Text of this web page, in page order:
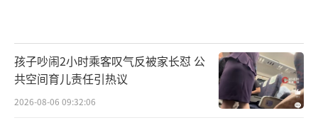
孩子吵闹2小时乘客叹气反被家长怼 公
共空间育儿责任引热议
2026-08-06 09:32:06